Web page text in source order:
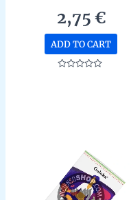
2,75 €
ADD TO CART